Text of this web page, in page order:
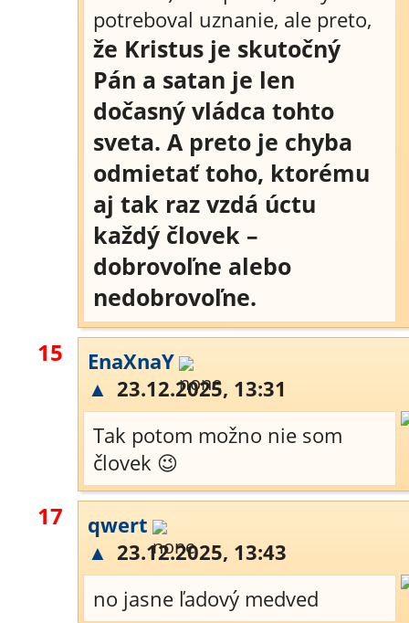
potreboval uznanie, ale preto,
že Kristus je skutočný
Pán a satan je len
dočasný vládca tohto
sveta. A preto je chyba
odmietať toho, ktorému
aj tak raz vzdá úctu
každý človek –
dobrovoľne alebo
nedobrovoľne.
15
EnaXnaY
▲ 23.12.2025, 13:31
Tak potom možno nie som
človek 😉
17
qwert
▲ 23.12.2025, 13:43
no jasne ľadový medved